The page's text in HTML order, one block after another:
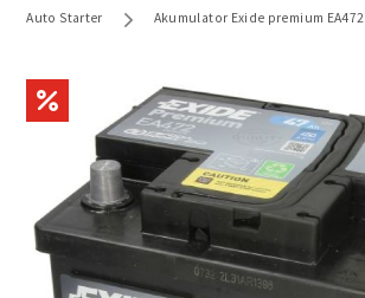
Auto Starter Akumulator Exide premium EA472